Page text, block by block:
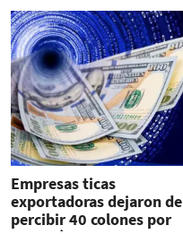
Empresas ticas
exportadoras dejaron de
percibir 40 colones por